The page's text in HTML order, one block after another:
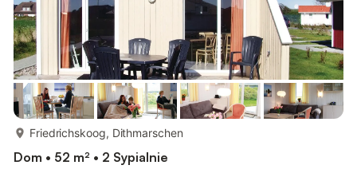
Friedrichskoog, Dithmarschen
Dom • 52 m² • 2 Sypialnie